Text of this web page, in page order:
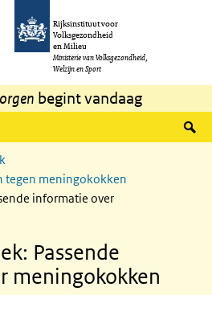
gaan
Rijksinstituut voor
Volksgezondheid
en Milieu
Ministerie van Volksgezondheid,
Welzijn en Sport
begint vandaag
tegen meningokokken
informatie over
Passende
meningokokken